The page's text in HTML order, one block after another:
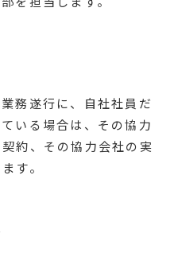
務遂行に、自社社員だ
いる場合は、その協力
約、その協力会社の実
す。